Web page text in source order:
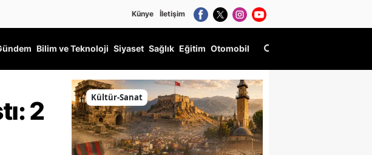
Künye İletişim
Bilim ve Teknoloji Siyaset Sağlık Eğitim Otomobil
2
Kültür-Sanat